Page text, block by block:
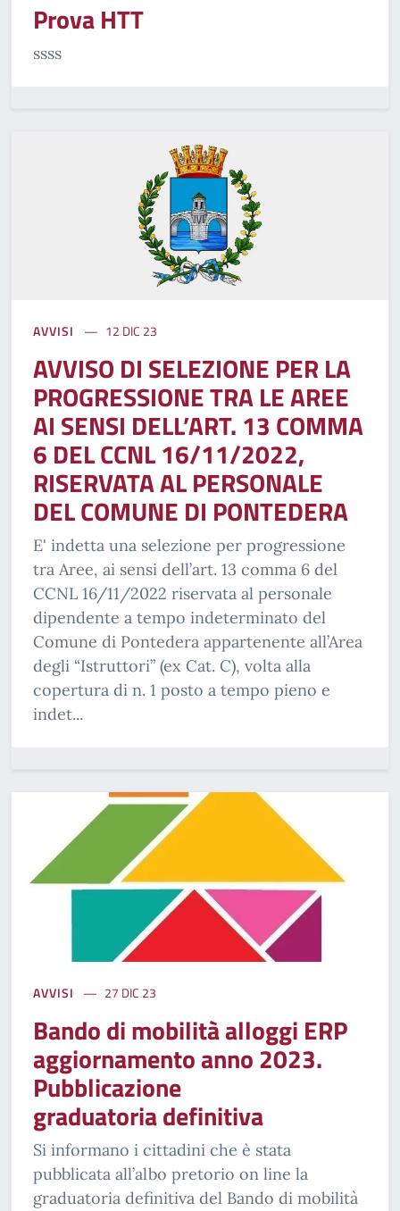
Prova HTT
ssss
AVVISI 12 DIC 23
AVVISO DI SELEZIONE PER LA
PROGRESSIONE TRA LE AREE
AI SENSI DELL’ART. 13 COMMA
6 DEL CCNL 16/11/2022,
RISERVATA AL PERSONALE
DEL COMUNE DI PONTEDERA
E' indetta una selezione per progressione
tra Aree, ai sensi dell’art. 13 comma 6 del
CCNL 16/11/2022 riservata al personale
dipendente a tempo indeterminato del
Comune di Pontedera appartenente all’Area
degli “Istruttori” (ex Cat. C), volta alla
copertura di n. 1 posto a tempo pieno e
indet...
AVVISI 27 DIC 23
Bando di mobilità alloggi ERP
aggiornamento anno 2023.
Pubblicazione
graduatoria definitiva
Si informano i cittadini che è stata
pubblicata all’albo pretorio on line la
graduatoria definitiva del Bando di mobilità